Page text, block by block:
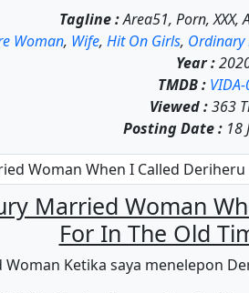
Tagline :Area51, Porn, XXX,
Woman, Wife, Hit On Girls, Ordinary
Year :
TMDB :
Viewed :363
Posting Date :18
Married Woman
For In The Old
Ketika saya menelepon